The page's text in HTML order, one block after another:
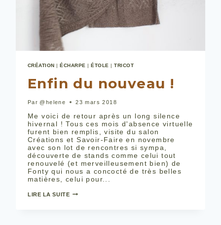
CRÉATION |ÉCHARPE |ÉTOLE |TRICOT
Enfin du nouveau !
Par @helene 23 mars 2018
Me voici de retour après un long silence
hivernal ! Tous ces mois d'absence virtuelle
furent bien remplis, visite du salon
Créations et Savoir-Faire en novembre
avec son lot de rencontres si sympa,
découverte de stands comme celui tout
renouvelé (et merveilleusement bien) de
Fonty qui nous a concocté de très belles
matières, celui pour...
LIRE LA SUITEENFIN
DU